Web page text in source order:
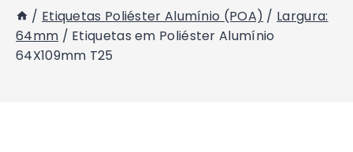
/ Etiquetas Poliéster Alumínio (POA) / Largura:
64mm / Etiquetas em Poliéster Alumínio
64X109mm T25